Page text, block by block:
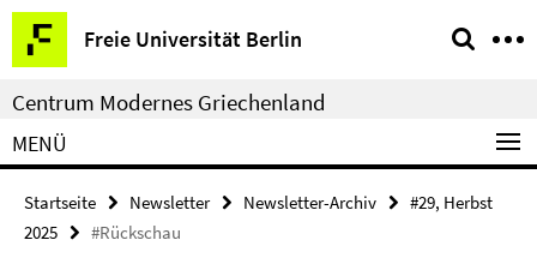
Springe
direkt
zu
Inhalt
Freie Universität Berlin
Service-
Navigation
Centrum Modernes Griechenland
MENÜ
Startseite Newsletter Newsletter-Archiv
#29, Herbst
2025
#Rückschau